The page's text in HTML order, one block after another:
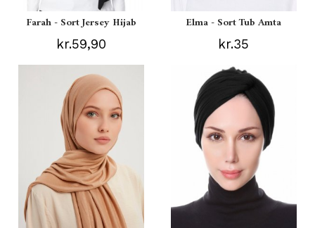
Farah - Sort Jersey Hijab
kr.59,90
Elma - Sort Tub Amta
kr.35